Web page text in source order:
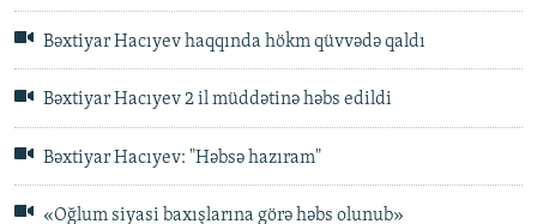
Bəxtiyar Hacıyev haqqında hökm qüvvədə qaldı
Bəxtiyar Hacıyev 2 il müddətinə həbs edildi
Bəxtiyar Hacıyev: "Həbsə hazıram"
«Oğlum siyasi baxışlarına görə həbs olunub»